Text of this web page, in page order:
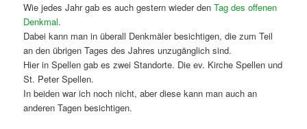
Wie jedes Jahr gab es auch gestern wieder den Tag des offenen
Denkmal.
Dabei kann man in überall Denkmäler besichtigen, die zum Teil
an den übrigen Tages des Jahres unzugänglich sind.
Hier in Spellen gab es zwei Standorte. Die ev. Kirche Spellen und
St. Peter Spellen.
In beiden war ich noch nicht, aber diese kann man auch an
anderen Tagen besichtigen.